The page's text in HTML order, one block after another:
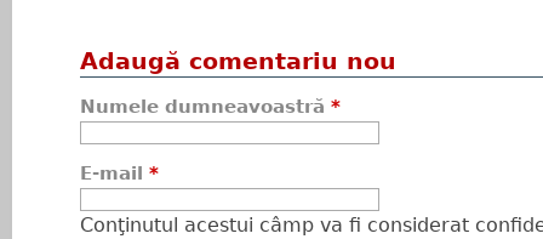
Adaugă comentariu nou
Numele dumneavoastră *
E-mail *
Conţinutul acestui câmp va fi considerat